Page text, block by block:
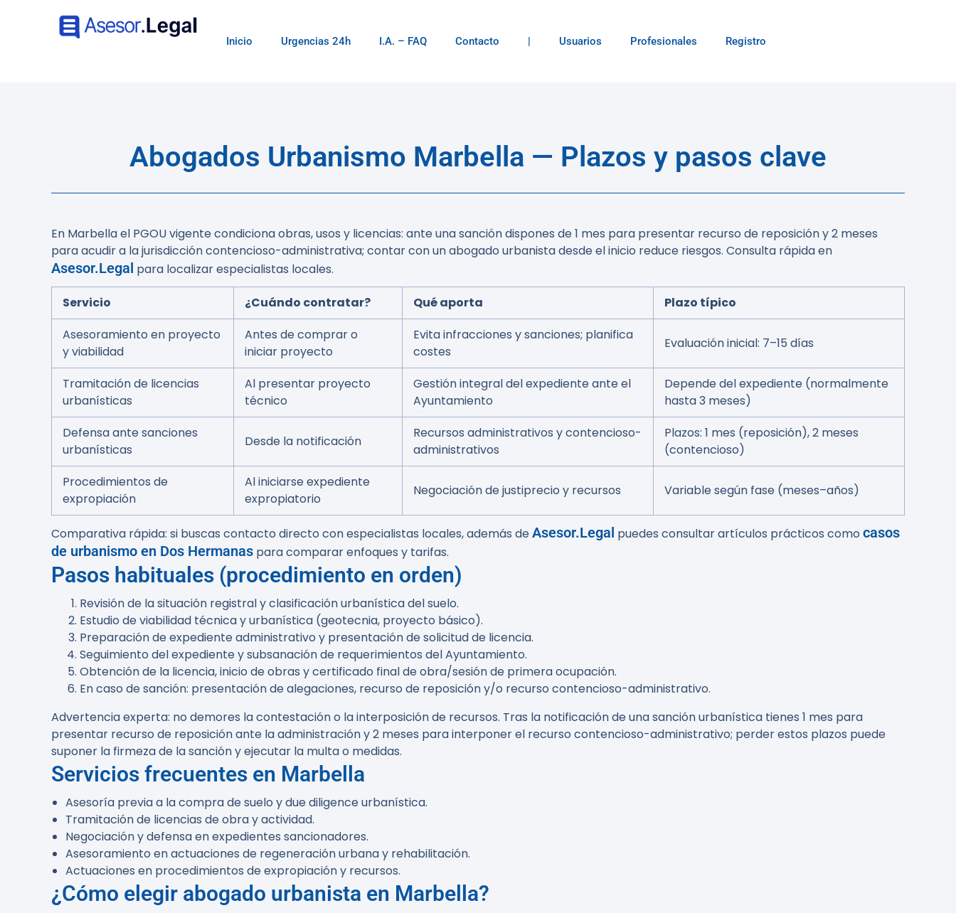
Inicio Urgencias 24h I.A. – FAQ Contacto | Usuarios Profesionales Registro
Abogados Urbanismo Marbella — Plazos y pasos clave
En Marbella el PGOU vigente condiciona obras, usos y licencias: ante una sanción dispones de 1 mes para presentar recurso de reposición y 2 meses
para acudir a la jurisdicción contencioso-administrativa; contar con un abogado urbanista desde el inicio reduce riesgos. Consulta rápida en
Asesor.Legal para localizar especialistas locales.
Servicio ¿Cuándo contratar? Qué aporta
Plazo típico
Asesoramiento en proyecto
y viabilidad
Antes de comprar o
iniciar proyecto
Evita infracciones y sanciones; planifica
costes
Evaluación inicial: 7–15 días
Tramitación de licencias
urbanísticas
Al presentar proyecto
técnico
Gestión integral del expediente ante el
Ayuntamiento
Depende del expediente (normalmente
hasta 3 meses)
Defensa ante sanciones
urbanísticas
Desde la notificación
Recursos administrativos y contencioso-
administrativos
Plazos: 1 mes (reposición), 2 meses
(contencioso)
Procedimientos de
expropiación
Al iniciarse expediente
expropiatorio
Negociación de justiprecio y recursos Variable según fase (meses–años)
Comparativa rápida: si buscas contacto directo con especialistas locales, además deAsesor.Legal puedes consultar artículos prácticos como casos
de urbanismo en Dos Hermanas para comparar enfoques y tarifas.
Pasos habituales (procedimiento en orden)
Revisión de la situación registral y clasificación urbanística del suelo.
Estudio de viabilidad técnica y urbanística (geotecnia, proyecto básico).
Preparación de expediente administrativo y presentación de solicitud de licencia.
Seguimiento del expediente y subsanación de requerimientos del Ayuntamiento.
Obtención de la licencia, inicio de obras y certificado final de obra/sesión de primera ocupación.
En caso de sanción: presentación de alegaciones, recurso de reposición y/o recurso contencioso-administrativo.
Advertencia experta: no demores la contestación o la interposición de recursos. Tras la notificación de una sanción urbanística tienes 1 mes para
presentar recurso de reposición ante la administración y 2 meses para interponer el recurso contencioso-administrativo; perder estos plazos puede
suponer la firmeza de la sanción y ejecutar la multa o medidas.
Servicios frecuentes en Marbella
Asesoría previa a la compra de suelo y due diligence urbanística.
Tramitación de licencias de obra y actividad.
Negociación y defensa en expedientes sancionadores.
Asesoramiento en actuaciones de regeneración urbana y rehabilitación.
Actuaciones en procedimientos de expropiación y recursos.
¿Cómo elegir abogado urbanista en Marbella?